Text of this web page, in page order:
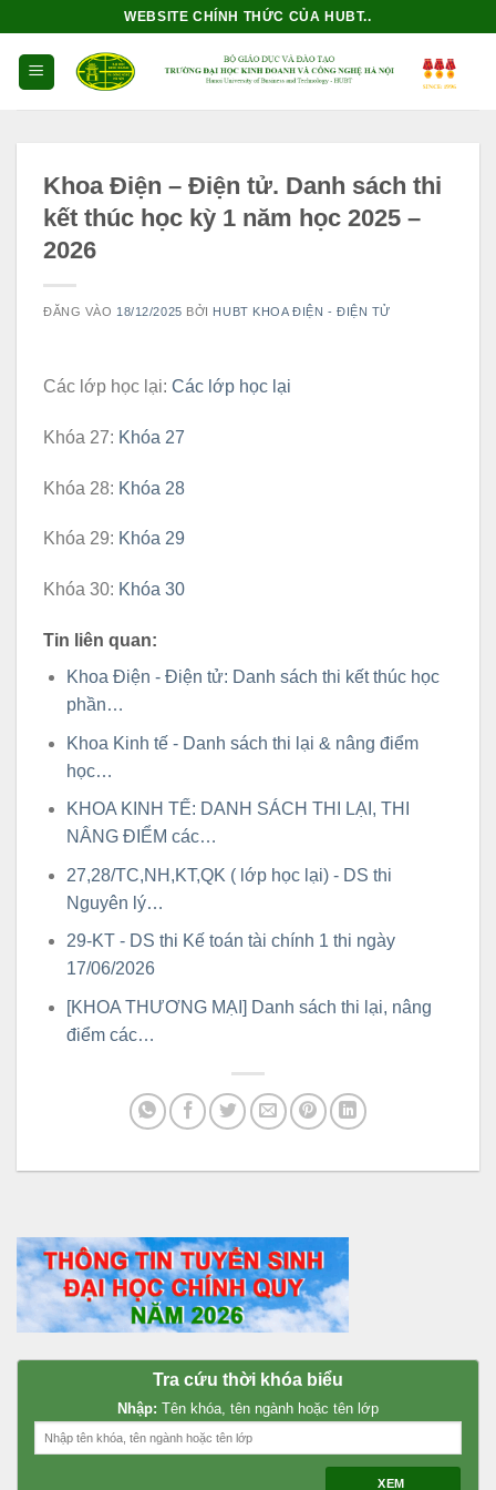
dung
WEBSITE CHÍNH THỨC CỦA HUBT..
Khoa Điện – Điện tử. Danh sách thi
kết thúc học kỳ 1 năm học 2025 –
2026
ĐĂNG VÀO 18/12/2025 BỞI HUBT KHOA ĐIỆN - ĐIỆN TỬ
Các lớp học lại: Các lớp học lại
Khóa 27: Khóa 27
Khóa 28: Khóa 28
Khóa 29: Khóa 29
Khóa 30: Khóa 30
Tin liên quan:
Khoa Điện - Điện tử: Danh sách thi kết thúc học
phần…
Khoa Kinh tế - Danh sách thi lại & nâng điểm
học…
KHOA KINH TẾ: DANH SÁCH THI LẠI, THI
NÂNG ĐIỂM các…
27,28/TC,NH,KT,QK ( lớp học lại) - DS thi
Nguyên lý…
29-KT - DS thi Kế toán tài chính 1 thi ngày
17/06/2026
[KHOA THƯƠNG MẠI] Danh sách thi lại, nâng
điểm các…
Tra cứu thời khóa biểu
Nhập: Tên khóa, tên ngành hoặc tên lớp
XEM